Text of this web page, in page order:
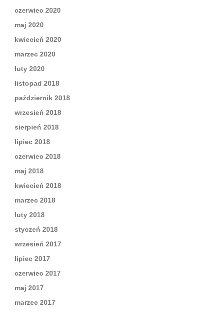
czerwiec 2020
maj 2020
kwiecień 2020
marzec 2020
luty 2020
listopad 2018
październik 2018
wrzesień 2018
sierpień 2018
lipiec 2018
czerwiec 2018
maj 2018
kwiecień 2018
marzec 2018
luty 2018
styczeń 2018
wrzesień 2017
lipiec 2017
czerwiec 2017
maj 2017
marzec 2017